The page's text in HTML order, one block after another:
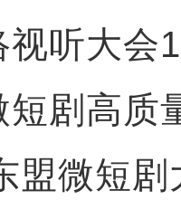
视听大会
短剧高质
微短剧